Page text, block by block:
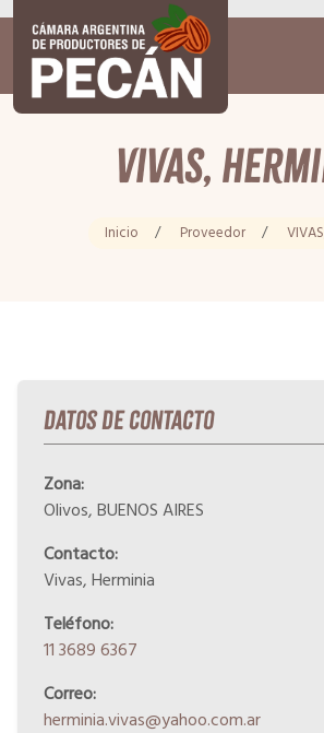
VIVAS,
Inicio / Proveedor /
Datos de Contacto
Zona:
Olivos, BUENOS AIRES
Contacto:
Vivas, Herminia
Teléfono:
11 3689 6367
Correo:
herminia.vivas@yahoo.com.ar